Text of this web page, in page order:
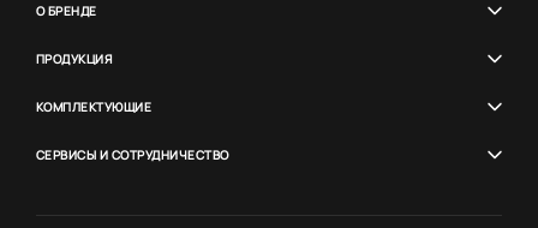
О БРЕНДЕ
ПРОДУКЦИЯ
КОМПЛЕКТУЮЩИЕ
СЕРВИСЫ И СОТРУДНИЧЕСТВО